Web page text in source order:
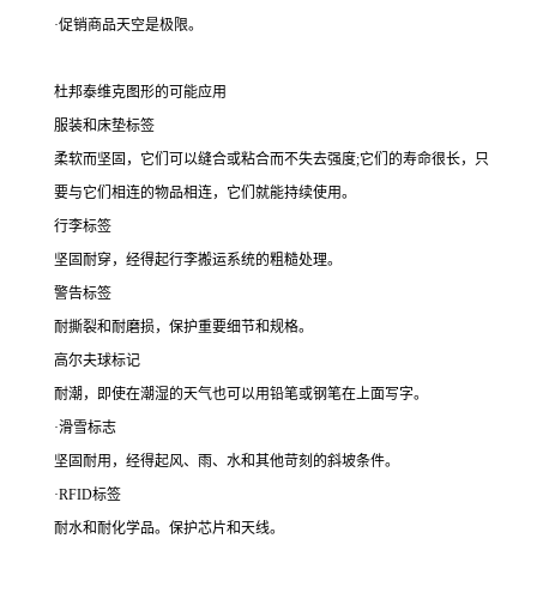
·促销商品天空是极限。
杜邦泰维克图形的可能应用
服装和床垫标签
柔软而坚固，它们可以缝合或粘合而不失去强度;它们的寿命很长，只
要与它们相连的物品相连，它们就能持续使用。
行李标签
坚固耐穿，经得起行李搬运系统的粗糙处理。
警告标签
耐撕裂和耐磨损，保护重要细节和规格。
高尔夫球标记
耐潮，即使在潮湿的天气也可以用铅笔或钢笔在上面写字。
·滑雪标志
坚固耐用，经得起风、雨、水和其他苛刻的斜坡条件。
·RFID标签
耐水和耐化学品。保护芯片和天线。